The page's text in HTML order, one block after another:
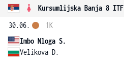
Kursumlijska Banja 8 ITF
30.06.
Imbo Nloga S.
Velikova D.
1K